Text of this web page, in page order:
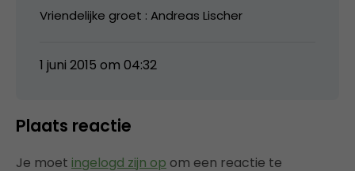
Vriendelijke groet : Andreas Lischer
1 juni 2015 om 04:32
Plaats reactie
Je moet ingelogd zijn op om een reactie te